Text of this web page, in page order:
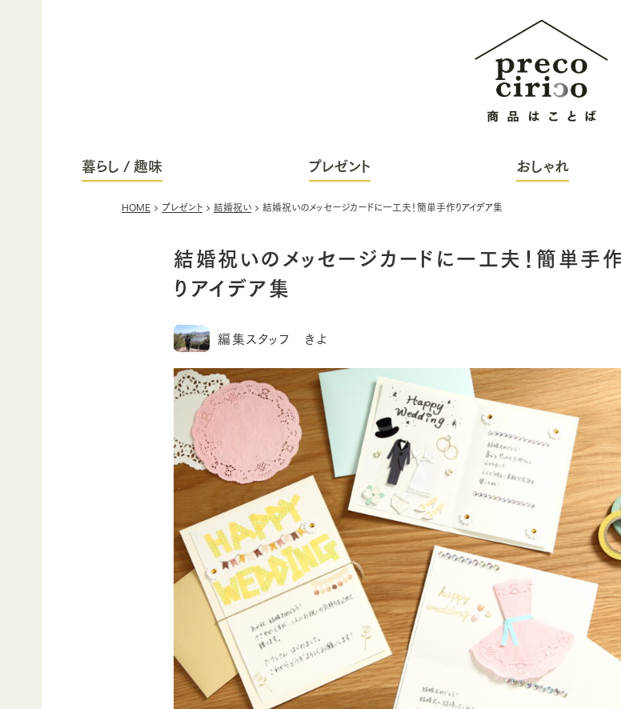
暮らし / 趣味 プレゼント おしゃれ
HOME プレゼント 結婚祝い 結婚祝いのメッセージカードに一工夫！簡単手作りアイデア集
結婚祝いのメッセージカードに一工夫！簡単手作
りアイデア集
編集スタッフ きよ